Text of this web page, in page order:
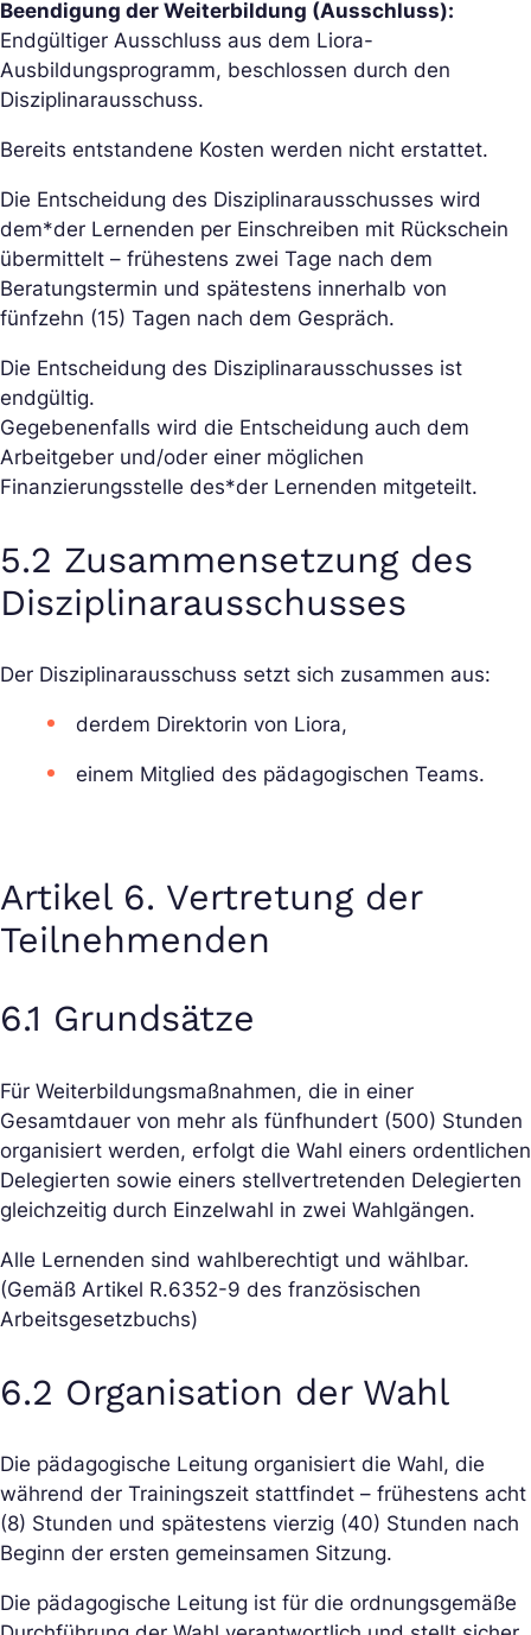
Beendigung der Weiterbildung (Ausschluss):
Endgültiger Ausschluss aus dem Liora-
Ausbildungsprogramm, beschlossen durch den
Disziplinarausschuss.
Bereits entstandene Kosten werden nicht erstattet.
Die Entscheidung des Disziplinarausschusses wird
dem*der Lernenden per Einschreiben mit Rückschein
übermittelt – frühestens zwei Tage nach dem
Beratungstermin und spätestens innerhalb von
fünfzehn (15) Tagen nach dem Gespräch.
Die Entscheidung des Disziplinarausschusses ist
endgültig.
Gegebenenfalls wird die Entscheidung auch dem
Arbeitgeber und/oder einer möglichen
Finanzierungsstelle des*der Lernenden mitgeteilt.
5.2 Zusammensetzung des
Disziplinarausschusses
Der Disziplinarausschuss setzt sich zusammen aus:
derdem Direktorin von Liora,
einem Mitglied des pädagogischen Teams.
Artikel 6. Vertretung der
Teilnehmenden
6.1 Grundsätze
Für Weiterbildungsmaßnahmen, die in einer
Gesamtdauer von mehr als fünfhundert (500) Stunden
organisiert werden, erfolgt die Wahl einers ordentlichen
Delegierten sowie einers stellvertretenden Delegierten
gleichzeitig durch Einzelwahl in zwei Wahlgängen.
Alle Lernenden sind wahlberechtigt und wählbar.
(Gemäß Artikel R.6352-9 des französischen
Arbeitsgesetzbuchs)
6.2 Organisation der Wahl
Die pädagogische Leitung organisiert die Wahl, die
während der Trainingszeit stattfindet – frühestens acht
(8) Stunden und spätestens vierzig (40) Stunden nach
Beginn der ersten gemeinsamen Sitzung.
Die pädagogische Leitung ist für die ordnungsgemäße